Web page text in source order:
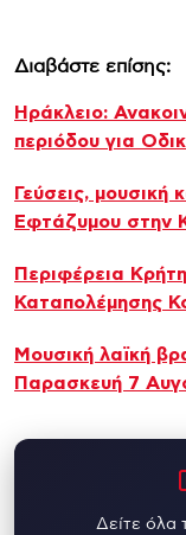
Διαβάστε επίσης:
Ηράκλειο:
περιόδου για
Γεύσεις, μουσική
Εφτάζυμου στην
Περιφέρεια
Καταπολέμησης
Μουσική λαϊκή
Παρασκευή 7
Δείτε όλα